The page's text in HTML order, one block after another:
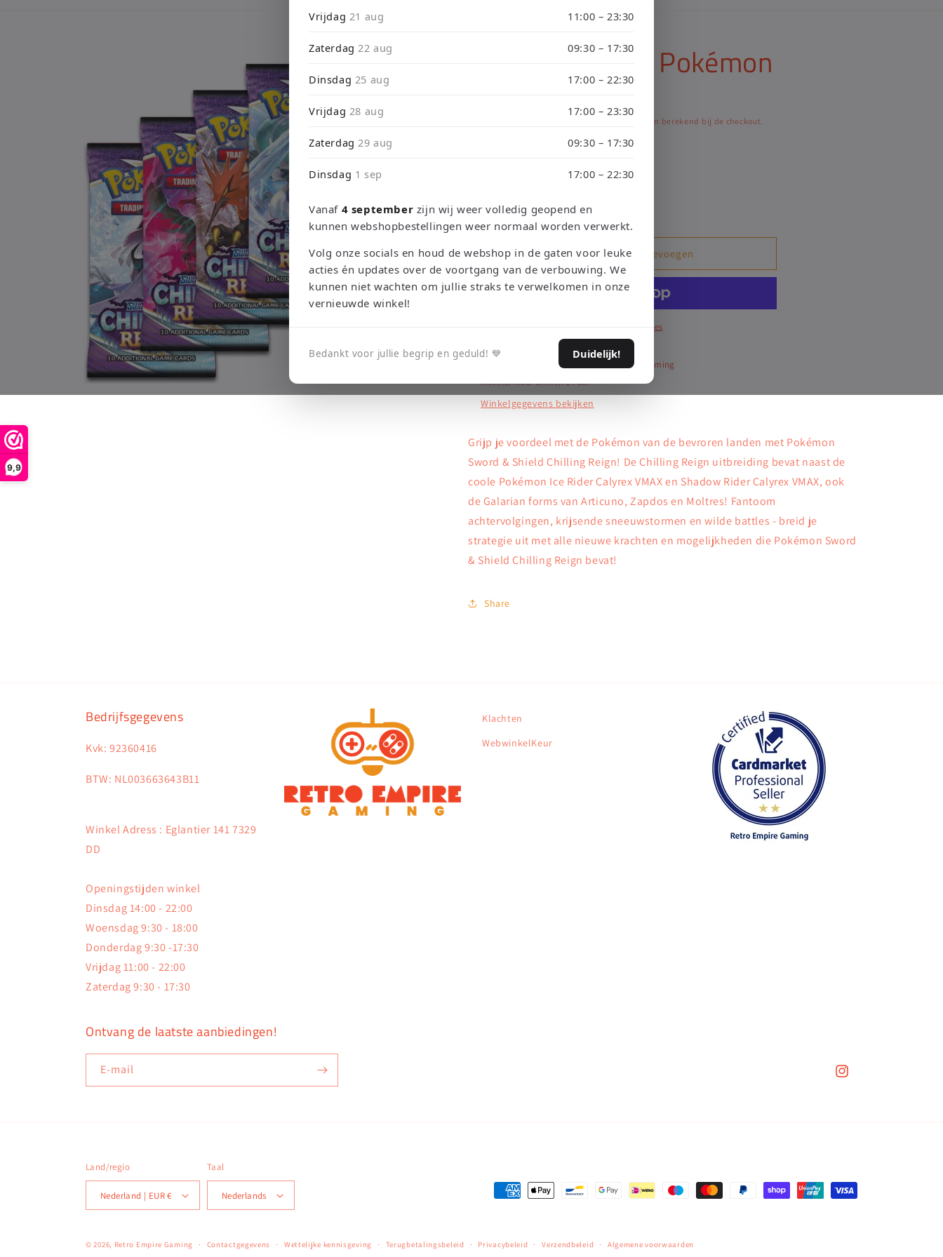
9,9
i
Chilling Reign - Pokémon
worden berekend bij de checkout.
Aantal
verlagen
Chilling
Reign
-
Aantal
verhogen
Chilling
Reign
-
Aan winkelwagen toevoegen
Meer betalingsopties
Afhaling is beschikbaar bij Retro Empire Gaming
Meestal klaar binnen 24 uur
Winkelgegevens bekijken
Grijp je voordeel met de Pokémon van de bevroren landen met Pokémon
Sword & Shield Chilling Reign! De Chilling Reign uitbreiding bevat naast de
coole Pokémon Ice Rider Calyrex VMAX en Shadow Rider Calyrex VMAX, ook
de Galarian forms van Articuno, Zapdos en Moltres! Fantoom
achtervolgingen, krijsende sneeuwstormen en wilde battles - breid je
strategie uit met alle nieuwe krachten en mogelijkheden die Pokémon Sword
& Shield Chilling Reign bevat!
Share
Bedrijfsgegevens
Kvk: 92360416
BTW: NL003663643B11
Winkel Adress : Eglantier 141 7329
DD
Openingstijden winkel
Dinsdag 14:00 - 22:00
Woensdag 9:30 - 18:00
Donderdag 9:30 -17:30
Vrijdag 11:00 - 22:00
Zaterdag 9:30 - 17:30
Klachten
WebwinkelKeur
Ontvang de laatste aanbiedingen!
E‑mail
Instagram
Land/regio
Nederland | EUR €
Taal
Nederlands Betaalmethoden
© 2026, Retro Empire Gaming Contactgegevens Wettelijke kennisgeving Terugbetalingsbeleid Privacybeleid Verzendbeleid Algemene voorwaarden
Vrijdag 21 aug 11:00 – 23:30
Zaterdag22 aug 09:30 – 17:30
Dinsdag 25 aug 17:00 – 22:30
Vrijdag 28 aug 17:00 – 23:30
Zaterdag29 aug 09:30 – 17:30
Dinsdag 1 sep 17:00 – 22:30
Vanaf 4 september zijn wij weer volledig geopend en
kunnen webshopbestellingen weer normaal worden verwerkt.
Volg onze socials en houd de webshop in de gaten voor leuke
acties én updates over de voortgang van de verbouwing. We
kunnen niet wachten om jullie straks te verwelkomen in onze
vernieuwde winkel!
Bedankt voor jullie begrip en geduld! 💙 Duidelijk!